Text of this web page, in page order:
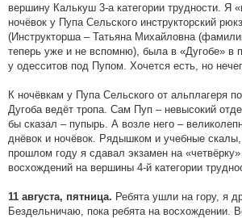
вершину Калькуш 3-а категории трудности. Я
ночёвок у Пупа Сельского инструкторский
(Инструкторша – Татьяна Михайловна
теперь уже и не вспомню), была в «Дугобе» в
у одесситов под Пупом. Хочется есть, но
К ночёвкам у Пупа Сельского от альплагеря
Дугоба ведёт тропа. Сам Пуп – невысокий
бы сказал – пупырь. А возле него –
днёвок и ночёвок. Рядышком и учебные
прошлом году я сдавал экзамен на
восхождений на вершины 4-й категории
11 августа, пятница. Ребята ушли на гору, я
Бездельничаю, пока ребята на восхождении.